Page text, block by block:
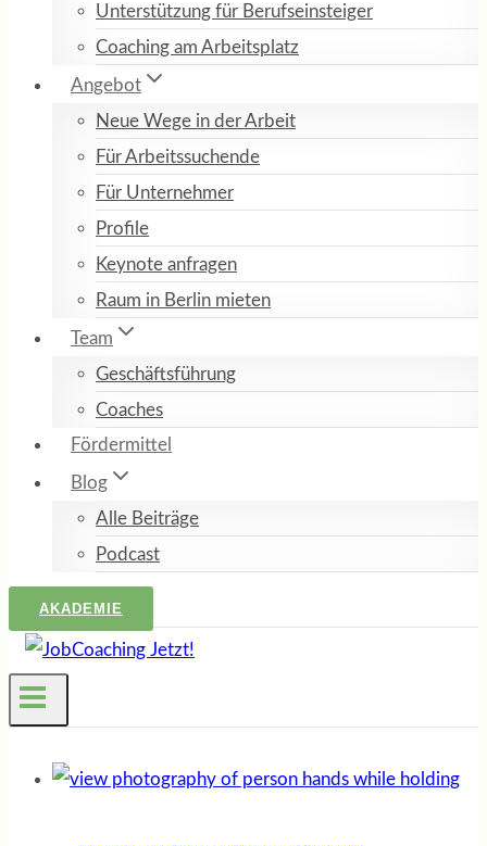
Unterstützung für Berufseinsteiger
Coaching am Arbeitsplatz
Angebot
Neue Wege in der Arbeit
Für Arbeitssuchende
Für Unternehmer
Profile
Keynote anfragen
Raum in Berlin mieten
Team
Geschäftsführung
Coaches
Fördermittel
Blog
Alle Beiträge
Podcast
AKADEMIE